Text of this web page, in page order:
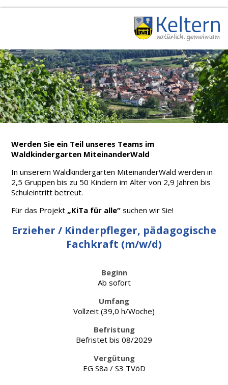
Werden Sie ein Teil unseres Teams im
Waldkindergarten MiteinanderWald
In unserem Waldkindergarten MiteinanderWald werden in
2,5 Gruppen bis zu 50 Kindern im Alter von 2,9 Jahren bis
Schuleintritt betreut.
Für das Projekt „KiTa für alle“ suchen wir Sie!
Erzieher / Kinderpfleger, pädagogische
Fachkraft (m/w/d)
Beginn
Ab sofort
Umfang
Vollzeit (39,0 h/Woche)
Befristung
Befristet bis 08/2029
Vergütung
EG S8a / S3 TVöD